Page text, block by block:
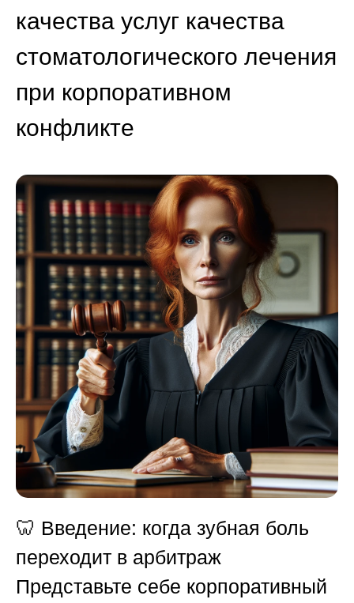
качества услуг качества
стоматологического лечения
при корпоративном
конфликте
🦷 Введение: когда зубная боль
переходит в арбитраж
Представьте себе корпоративный